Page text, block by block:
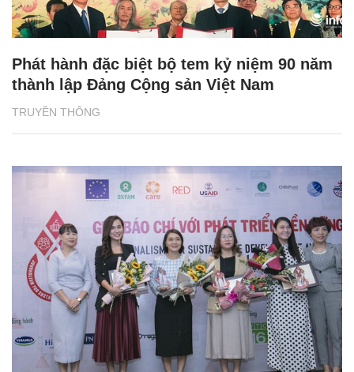
TRUYỀN THÔNG
Phát hành đặc biệt bộ tem kỷ niệm 90 năm
thành lập Đảng Cộng sản Việt Nam